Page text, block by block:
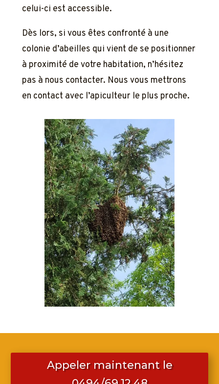
celui-ci est accessible.
Dès lors, si vous êtes confronté à une
colonie d’abeilles qui vient de se positionner
à proximité de votre habitation, n’hésitez
pas à nous contacter. Nous vous mettrons
en contact avec l’apiculteur le plus proche.
Appeler maintenant le